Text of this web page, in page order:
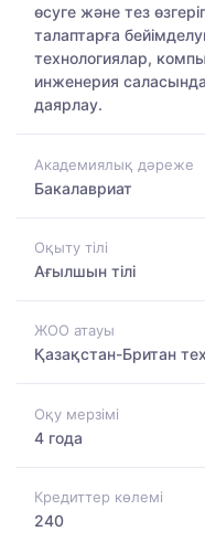
өсуге және тез
талаптарға
технологиялар,
инженерия
даярлау.
Академиялық дәреже
Бакалавриат
Оқыту тілі
Ағылшын тілі
ЖОО атауы
Қазақстан-Британ
Оқу мерзімі
4 года
Кредиттер көлемі
240